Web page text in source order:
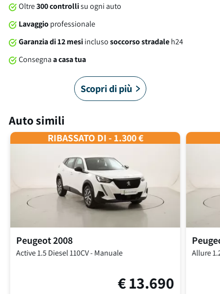
Oltre300 controllisu ogni auto
Lavaggioprofessionale
Garanzia di 12 mesiinclusosoccorso stradaleh24
Consegnaa casa tua
Scopri di più
Auto simili
RIBASSATO DI - 1.300 €
Peugeot2008
Active1.5 Diesel 110CV-Manuale
€13.690
Allure